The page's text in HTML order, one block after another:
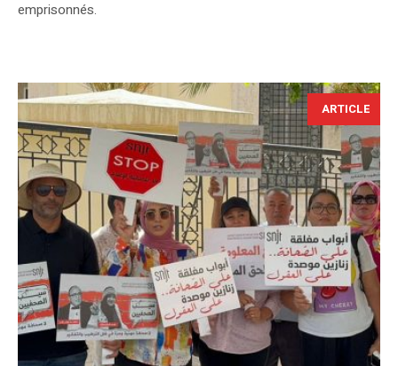
emprisonnés.
ARTICLE